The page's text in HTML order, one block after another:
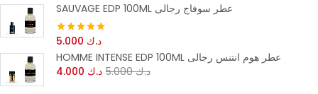
SAUVAGE EDP 100ML عطر سوفاج رجالى
تم التقييمد.ك
HOMME INTENSE EDP 100ML عطر هوم انتنس رجالى
د.ك
د.ك5.000